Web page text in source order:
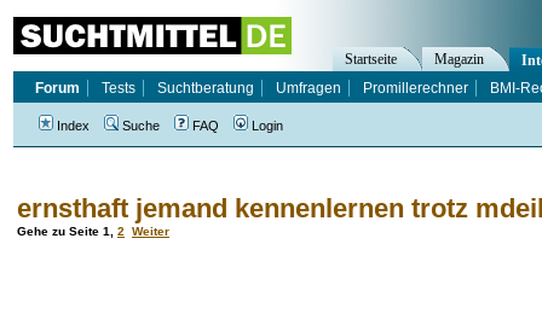
ernsthaft jemand kennenlernen trotz
Gehe zu Seite 1 2 Weiter
Startseite Magazin
Forum
Tests Suchtberatung Umfragen Promillerechner BMI-
Index Suche FAQ Login